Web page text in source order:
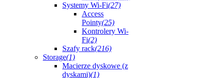
Systemy Wi-Fi(27)
Access
Pointy(25)
Kontrolery Wi-
Fi(2)
Szafy rack(216)
Storage(1)
Macierze dyskowe (z
dyskami)(1)